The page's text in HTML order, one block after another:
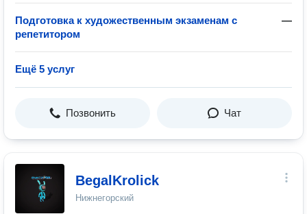
Подготовка к художественным экзаменам с
репетитором
—
Ещё 5 услуг
Позвонить Чат
BegalKrolick
Нижнегорский